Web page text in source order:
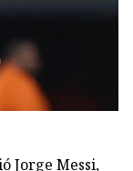
Jorge Messi,